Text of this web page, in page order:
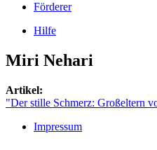
Förderer
Hilfe
Miri Nehari
Artikel:
"Der stille Schmerz: Großeltern
Impressum